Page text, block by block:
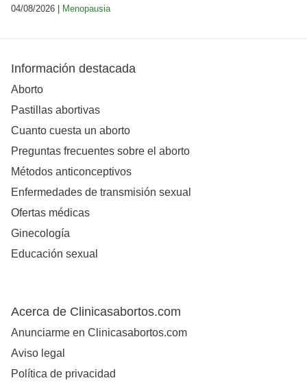
04/08/2026 | Menopausia
Información destacada
Aborto
Pastillas abortivas
Cuanto cuesta un aborto
Preguntas frecuentes sobre el aborto
Métodos anticonceptivos
Enfermedades de transmisión sexual
Ofertas médicas
Ginecología
Educación sexual
Acerca de Clinicasabortos.com
Anunciarme en Clinicasabortos.com
Aviso legal
Política de privacidad